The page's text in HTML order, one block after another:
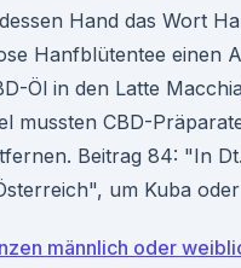
Hand das Wort
Hanfblütentee einen
Öl in den Latte
mussten CBD-
Beitrag 84: "In
um Kuba
männlich oder